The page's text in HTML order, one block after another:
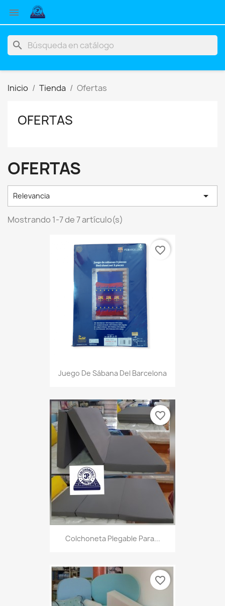

search
Inicio Tienda Ofertas
OFERTAS
OFERTAS
Relevancia 
Mostrando 1-7 de 7 artículo(s)
Juego De Sábana Del Barcelona
favorite_border
Colchoneta Plegable Para...
favorite_border
favorite_border